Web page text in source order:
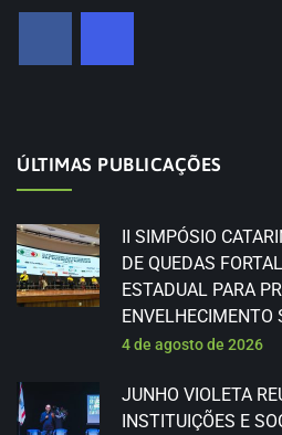
ÚLTIMAS PUBLICAÇÕES
II SIMPÓSIO
DE QUEDAS
ESTADUAL PARA
ENVELHECIMENTO
4 de agosto de 2026
JUNHO VIOLETA
INSTITUIÇÕES E